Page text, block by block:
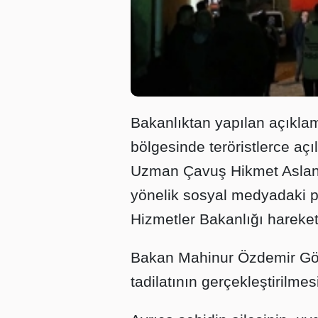
Bakanlıktan yapılan
bölgesinde teröristlerce
Uzman Çavuş Hikmet
yönelik sosyal medyadaki
Hizmetler Bakanlığı
Bakan Mahinur Özdemir
tadilatının